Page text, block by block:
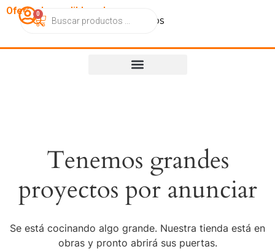
OfertasImperdibles.cl
CatálogoContactoNosotros
0
Tenemos grandes
proyectos por anunciar
Se está cocinando algo grande. Nuestra tienda está en
obras y pronto abrirá sus puertas.